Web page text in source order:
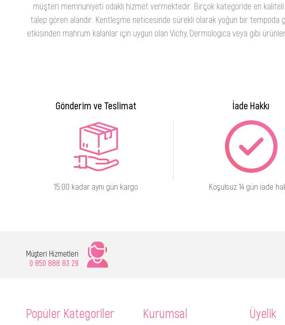
müşteri memnuniyeti odaklı hizmet vermektedir. Birçok kategoride en
talep gören alandır. Kentleşme neticesinde sürekli olarak yoğun bir tempoda
etkisinden mahrum kalanlar için uygun olan Vichy, Dermologica veya gibi
Gönderim ve Teslimat
15:00 kadar aynı gün kargo
İade Hakkı
Koşulsuz 14 gün iade
Müşteri Hizmetleri
0 850 888 83 29
Popüler Kategoriler Kurumsal Üyelik